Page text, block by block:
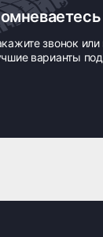
звонок
варианты